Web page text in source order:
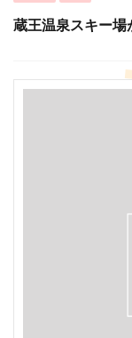
蔵王温泉スキー